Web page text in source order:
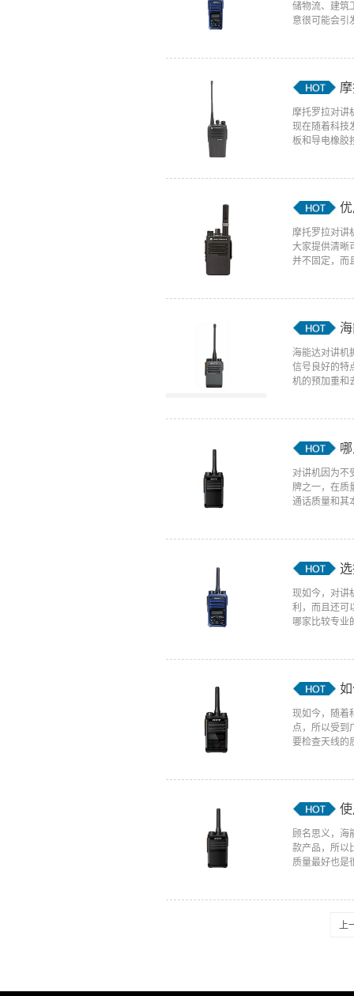
储物流、建筑
意很可能会引
摩托罗拉对讲
现在随着科技
板和导电橡胶
摩托罗拉对讲
大家提供清晰
并不固定，而
海能达对讲机
信号良好的特
机的预加重和
对讲机因为不
牌之一，在质
通话质量和其
现如今，对讲
利，而且还可
哪家比较专业
现如今，随着
点，所以受到
要检查天线的
顾名思义，海
款产品，所以
质量最好也是
上